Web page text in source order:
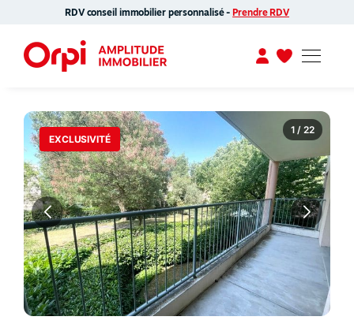
RDV conseil immobilier personnalisé - Prendre RDV
EXCLUSIVITÉ
1 / 22